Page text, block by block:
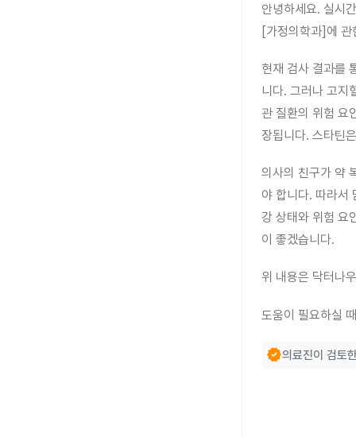
안녕하세요. 실시
[가정의학과]에 관
현재 검사 결과를
니다. 그러나 고지
관 질환의 위험 요
장됩니다. 스타틴
의사의 친구가 약
야 합니다. 따라서
강 상태와 위험 요
이 좋겠습니다.
위 내용은 닥터나
도움이 필요하실
verified의료진이 검토